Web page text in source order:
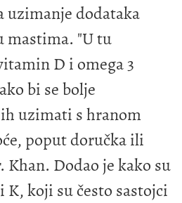
uzimanje dodataka
mastima. "U tu
D i omega 3
bi se bolje
uzimati s hranom
poput doručka ili
Khan. Dodao je kako su
koji su često sastojci